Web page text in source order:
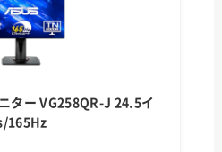
ター VG258QR-J 24.5イ
165Hz